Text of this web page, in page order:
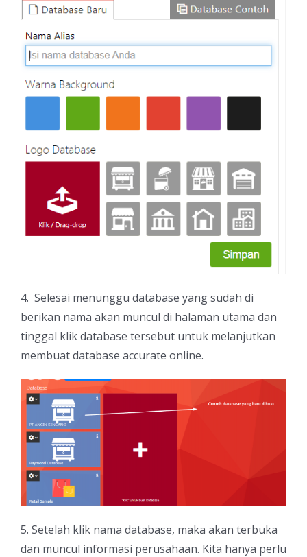
4. Selesai menunggu database yang sudah di
berikan nama akan muncul di halaman utama dan
tinggal klik database tersebut untuk melanjutkan
membuat database accurate online.
5. Setelah klik nama database, maka akan terbuka
dan muncul informasi perusahaan. Kita hanya perlu